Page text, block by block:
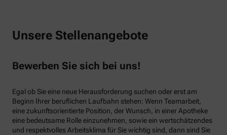
Unsere Stellenangebote
Bewerben Sie sich bei uns!
Egal ob Sie eine neue Herausforderung suchen oder erst am
Beginn Ihrer beruflichen Laufbahn stehen: Wenn Teamarbeit,
eine zukunftsorientierte Position, der Wunsch, in einer Apotheke
eine bedeutsame Rolle einzunehmen, sowie ein wertschätzendes
und respektvolles Arbeitsklima für Sie wichtig sind, dann sind Sie